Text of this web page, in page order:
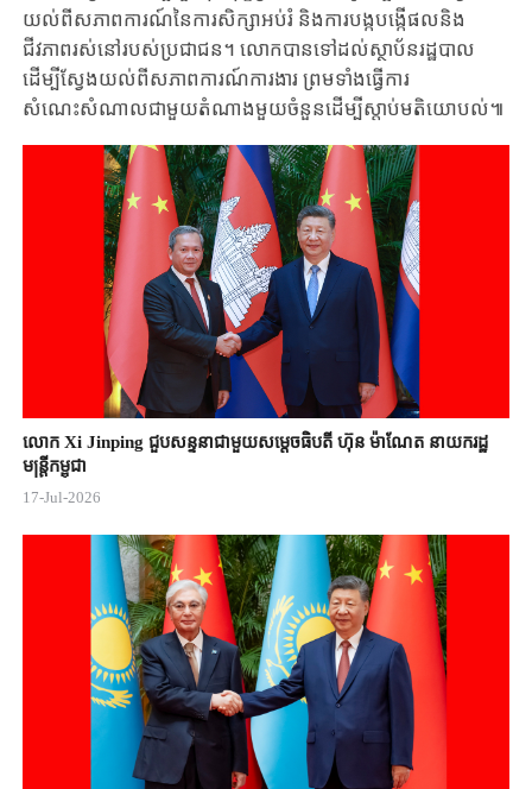
យល់ពីសភាពការណ៍នៃការសិក្សាអប់រំ និងការបង្កបង្កើផលនិង
ជីវភាពរស់នៅរបស់ប្រជាជន។ លោកបានទៅដល់ស្ថាប័នរដ្ឋបាល
ដើម្បីស្វែងយល់ពីសភាពការណ៍ការងារ ព្រមទាំងធ្វើការ
សំណេះសំណាលជាមួយតំណាងមួយចំនួន​ដើម្បីស្តាប់មតិយោបល់៕
លោក Xi Jinping ជួបសន្ទនាជាមួយសម្តេចធិបតី ហ៊ុន ម៉ាណែត នាយករដ្ឋ
មន្ត្រីកម្ពុជា
17-Jul-2026